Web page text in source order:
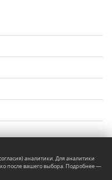
аналитики. Для аналитики
после вашего выбора. Подробнее —